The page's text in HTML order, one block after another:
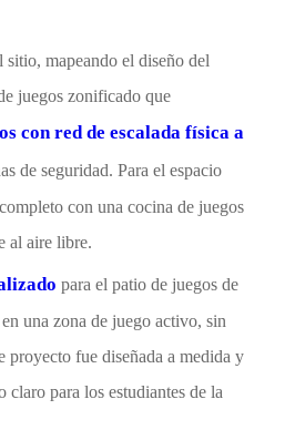
mapeando el diseño del
juegos zonificado que
con red de escalada física a
de seguridad. Para el espacio
con una cocina de juegos
al aire libre.
para el patio de juegos de
una zona de juego activo, sin
proyecto fue diseñada a medida y
claro para los estudiantes de la